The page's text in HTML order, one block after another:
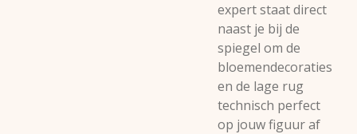
expert staat direct
naast je bij de
spiegel om de
bloemendecoraties
en de lage rug
technisch perfect
op jouw figuur af